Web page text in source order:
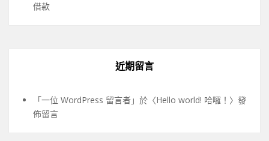
借款
近期留言
「一位 WordPress 留言者 」於〈Hello world! 哈囉！ 〉發
佈留言